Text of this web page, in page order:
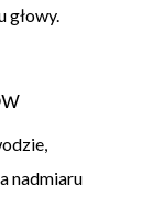
głowy.
nadmiaru